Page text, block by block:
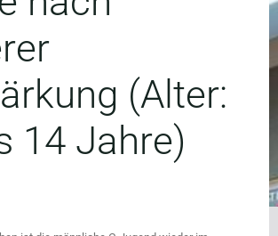
(Alter:
14 Jahre)